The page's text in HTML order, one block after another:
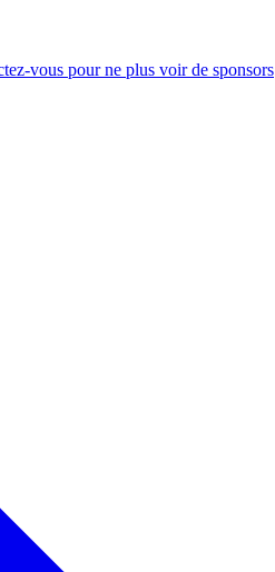
vous pour ne plus voir de sponsors